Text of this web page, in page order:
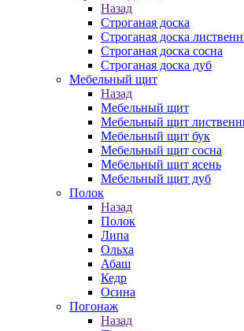
Назад
Строганая доска
Строганая доска
Строганая доска сосна
Строганая доска дуб
Мебельный щит
Назад
Мебельный щит
Мебельный щит
Мебельный щит бук
Мебельный щит сосна
Мебельный щит ясень
Мебельный щит дуб
Полок
Назад
Полок
Липа
Ольха
Абаш
Кедр
Осина
Погонаж
Назад